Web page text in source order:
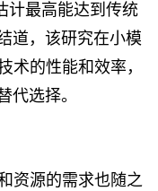
计最高能达到传统
道，该研究在小模
术的性能和效率，
代选择。
资源的需求也随之